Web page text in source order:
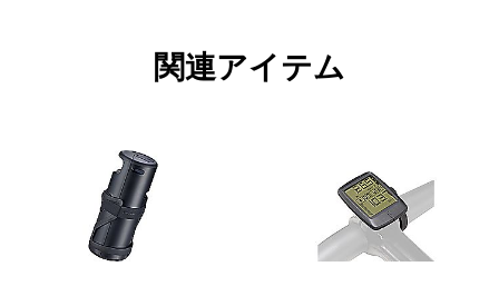
関連アイテム